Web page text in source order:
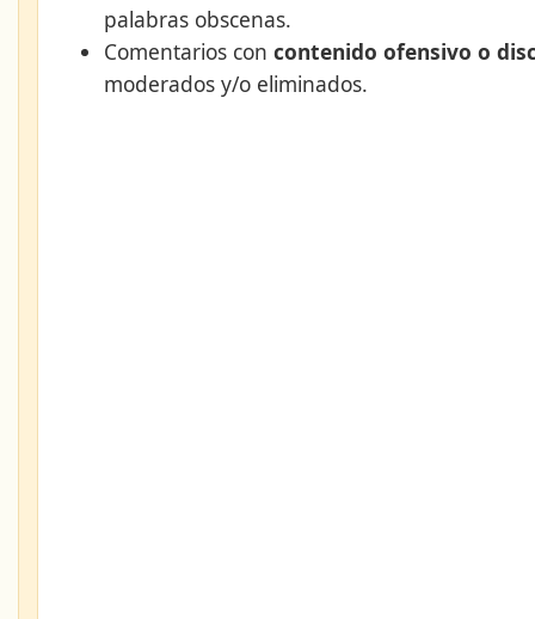
palabras obscenas.
Comentarios con contenido ofensivo o
moderados y/o eliminados.